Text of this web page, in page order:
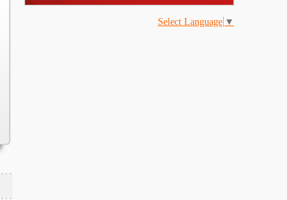
Select Language ▼